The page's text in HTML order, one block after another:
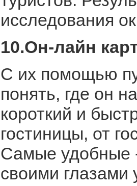
исследования
10.Он-лайн
С их помощью
понять, где он
короткий и
гостиницы, от
Самые удобные
своими глазами